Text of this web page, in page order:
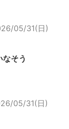
05/31(日)
そう
05/31(日)